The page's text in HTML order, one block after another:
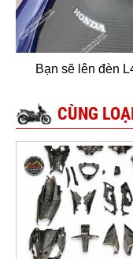
Bạn sẽ lên đèn
CÙNG